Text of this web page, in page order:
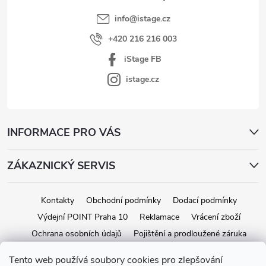
Tento web používá soubory cookies pro zlepšování
info@istage.cz
+420 216 216 003
iStage FB
istage.cz
INFORMACE PRO VÁS
ZÁKAZNICKÝ SERVIS
Kontakty Obchodní podmínky
Dodací podmínky
Výdejní POINT Praha 10
Reklamace
Vrácení zboží
Ochrana osobních údajů
Pojištění a prodloužené záruka